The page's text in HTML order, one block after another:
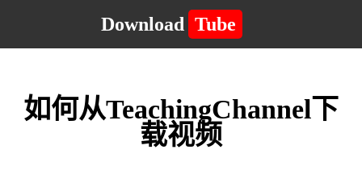
Download Tube
如何从TeachingChannel下
载视频